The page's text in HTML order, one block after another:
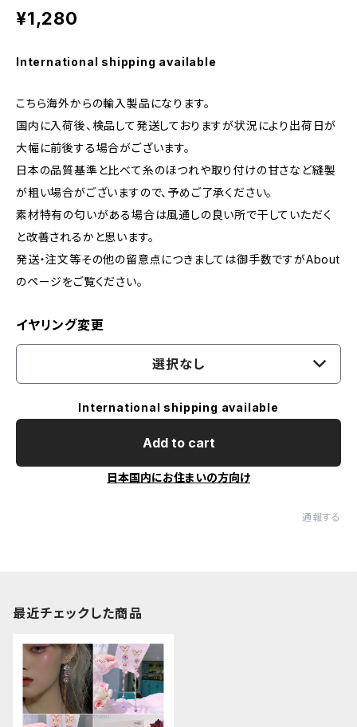
¥1,280
International shipping available
こちら海外からの輸入製品になります。
国内に入荷後、検品して発送しておりますが状況により出荷日が
大幅に前後する場合がございます。
日本の品質基準と比べて糸のほつれや取り付けの甘さなど縫製
が粗い場合がございますので、予めご了承ください。
素材特有の匂いがある場合は風通しの良い所で干していただく
と改善されるかと思います。
発送・注文等その他の留意点につきましては御手数ですがAbout
のページをご覧ください。
イヤリング変更
選択なし
International shipping available
Add to cart
日本国内にお住まいの方向け
通報する
最近チェックした商品